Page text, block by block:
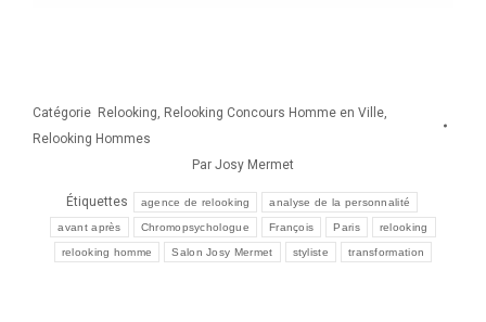
Catégorie Relooking, Relooking Concours Homme en Ville,
Relooking Hommes
Par Josy Mermet
Étiquettes agence de relooking analyse de la personnalité
avant après Chromopsychologue François Paris relooking
relooking homme Salon Josy Mermet styliste transformation